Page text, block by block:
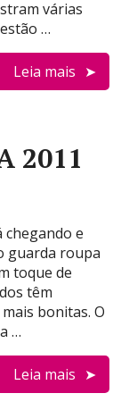
várias
…
Leia mais
2011
chegando e
guarda roupa
toque de
têm
bonitas. O
…
Leia mais